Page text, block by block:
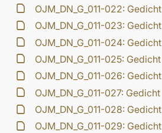
OJM_DN_G_011-022: Gedicht
OJM_DN_G_011-023: Gedicht
OJM_DN_G_011-024: Gedicht
OJM_DN_G_011-025: Gedicht
OJM_DN_G_011-026: Gedicht
OJM_DN_G_011-027: Gedicht
OJM_DN_G_011-028: Gedicht
OJM_DN_G_011-029: Gedicht